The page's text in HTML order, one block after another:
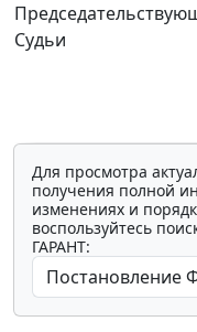
Судьи
Для просмотра
получения полной
изменениях и
воспользуйтесь
ГАРАНТ: